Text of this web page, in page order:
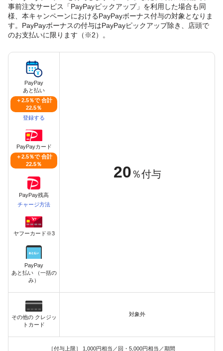
事前注文サービス「PayPayピックアップ」を利用した場合も同
様、本キャンペーンにおけるPayPayボーナス付与の対象となりま
す。PayPayボーナスの付与はPayPayピックアップ除き、店頭で
のお支払いに限ります（※2）。
PayPay
あと払い
＋2.5％で 合計
22.5％
登録する
PayPayカード
＋2.5％で 合計
22.5％
PayPay残高
チャージ方法
ヤフーカード※3
PayPay
あと払い （一括の
み）
20 ％付与
その他の クレジッ
トカード
対象外
［付与上限］ 1,000円相当／回・5,000円相当／期間